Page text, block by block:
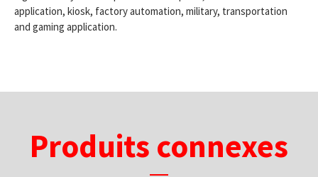
application, kiosk, factory automation, military, transportation
and gaming application.
Produits connexes